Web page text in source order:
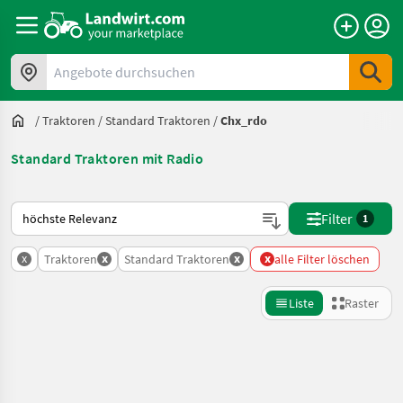
Angebote durchsuchen
/Traktoren /Standard Traktoren /Chx_rdo
Standard Traktoren mit Radio
So wird auf Landwirt.com sortiert
Filter 1
x Traktoren x Standard Traktoren x x alle Filter löschen
Liste Raster